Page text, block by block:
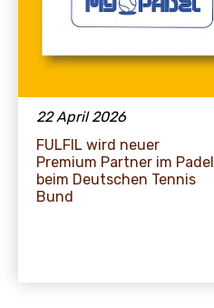
22 April 2026
FULFIL wird neuer
Premium Partner im Padel
beim Deutschen Tennis
Bund